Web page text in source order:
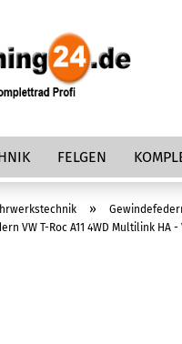
FELGEN
»
VW T-Roc A11 4WD Multilink HA -